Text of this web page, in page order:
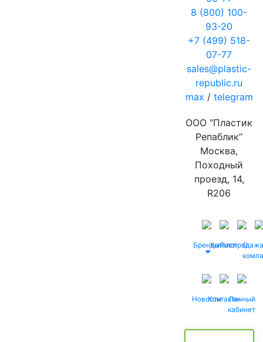
8 (800) 100-
93-20
+7 (499) 518-
07-77
sales@plastic-
republic.ru
max / telegram
ООО “Пластик
Репаблик”
Москва,
Походный
проезд, 14,
R206
БрендыКаталог
Распродажа
О
НовостиКонтактыЛичный
кабинет